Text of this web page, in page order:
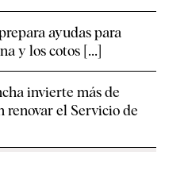
ayudas para
y los cotos [...]
invierte más de
renovar el Servicio de